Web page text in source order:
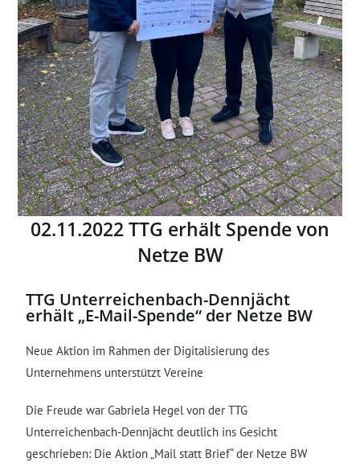
02.11.2022 TTG erhält Spende von
Netze BW
TTG Unterreichenbach-Dennjächt
erhält „E-Mail-Spende“ der Netze BW
Neue Aktion im Rahmen der Digitalisierung des
Unternehmens unterstützt Vereine
Die Freude war Gabriela Hegel von der TTG
Unterreichenbach-Dennjächt deutlich ins Gesicht
geschrieben: Die Aktion „Mail statt Brief“ der Netze BW